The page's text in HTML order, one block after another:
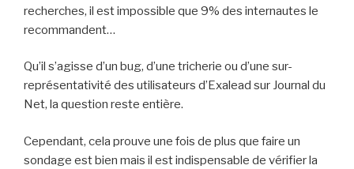
recherches, il est impossible que 9% des internautes le
recommandent…
Qu’il s’agisse d’un bug, d’une tricherie ou d’une sur-
représentativité des utilisateurs d’Exalead sur Journal du
Net, la question reste entière.
Cependant, cela prouve une fois de plus que faire un
sondage est bien mais il est indispensable de vérifier la